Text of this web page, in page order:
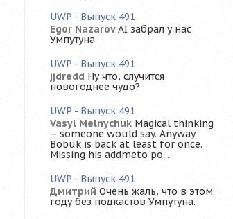
UWP - Выпуск 491
Egor Nazarov AI забрал у нас
Умпутуна
UWP - Выпуск 491
jjdredd Ну что, случится
новогоднее чудо?
UWP - Выпуск 491
Vasyl Melnychuk Magical thinking
– someone would say. Anyway
Bobuk is back at least for once.
Missing his addmeto po...
UWP - Выпуск 491
Дмитрий Очень жаль, что в этом
году без подкастов Умпутуна.